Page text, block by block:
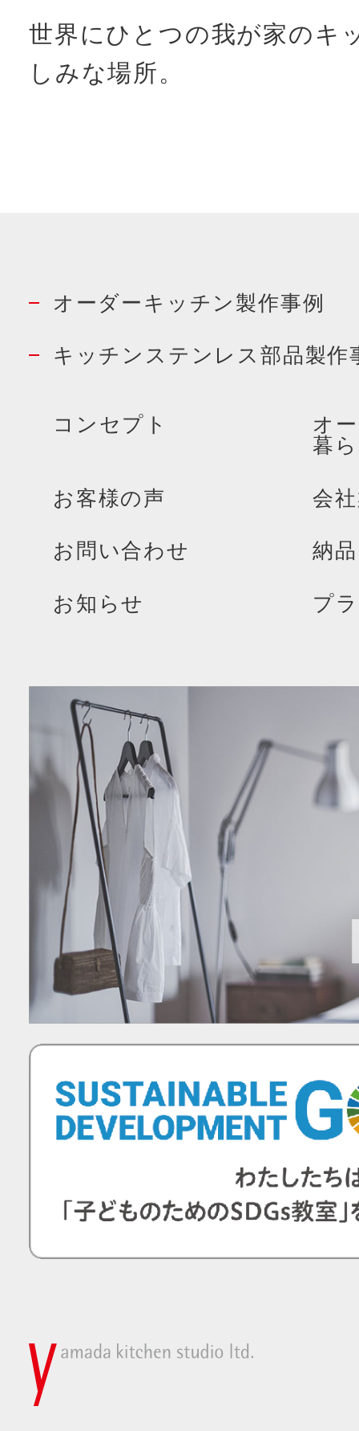
世界にひとつの我が家のキ
しみな場所。
オーダーキッチン製作事例
キッチンステンレス部品製作
コンセプト
オ
暮
お客様の声 会
お問い合わせ 納
お知らせ プ